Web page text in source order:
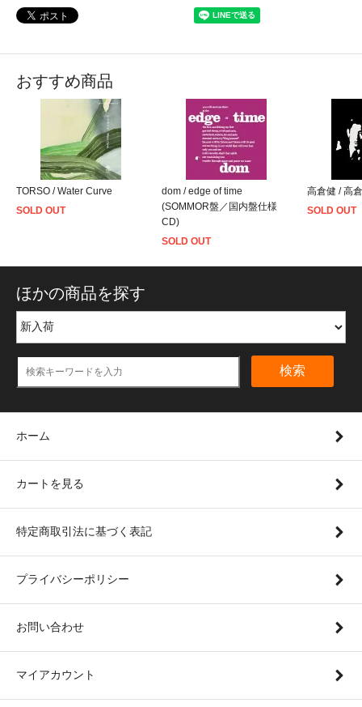
おすすめ商品
TORSO / Water Curve
SOLD OUT
dom / edge of time
(SOMMOR盤／国内盤仕様
CD)
SOLD OUT
高倉健 / 高
SOLD OUT
ほかの商品を探す
検索
ホーム
カートを見る
特定商取引法に基づく表記
プライバシーポリシー
お問い合わせ
マイアカウント